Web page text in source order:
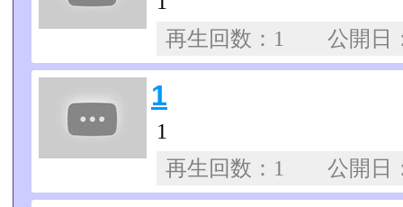
再生回数：1 公開
1
1
再生回数：1 公開